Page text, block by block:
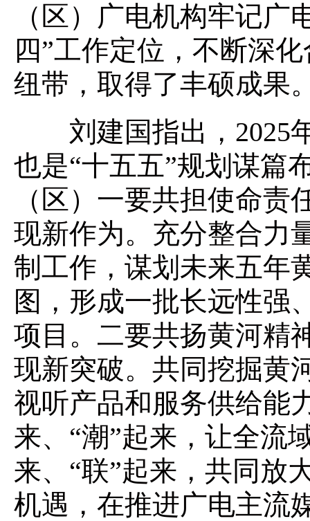
（区）广电机构牢记
四”工作定位，不断深
纽带，取得了丰硕成果
刘建国指出，2025年
也是“十五五”规划谋篇
（区）一要共担使命
现新作为。充分整合力
制工作，谋划未来五年
图，形成一批长远性强
项目。二要共扬黄河精
现新突破。共同挖掘黄
视听产品和服务供给能
来、“潮”起来，让全流
来、“联”起来，共同放
机遇，在推进广电主流